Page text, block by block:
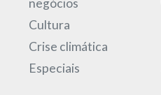
negócios
Cultura
Crise climática
Especiais